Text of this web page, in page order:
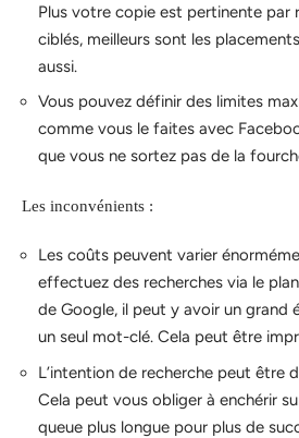
Plus votre copie est pertinente par
ciblés, meilleurs sont les
aussi.
Vous pouvez définir des limites
comme vous le faites avec
que vous ne sortez pas de la
Les inconvénients :
Les coûts peuvent varier
effectuez des recherches via le
de Google, il peut y avoir un grand
un seul mot-clé. Cela peut être
L’intention de recherche peut être
Cela peut vous obliger à enchérir
queue plus longue pour plus de